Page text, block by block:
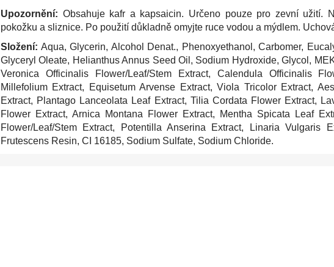
Upozornění: Obsahuje kafr a kapsaicin. Určeno pouze pro zevní užití.
pokožku a sliznice. Po použití důkladně omyjte ruce vodou a mýdlem.
Složení: Aqua, Glycerin, Alcohol Denat., Phenoxyethanol, Carbomer,
Glyceryl Oleate, Helianthus Annus Seed Oil, Sodium Hydroxide, Glycol,
Veronica Officinalis Flower/Leaf/Stem Extract, Calendula Officinalis
Millefolium Extract, Equisetum Arvense Extract, Viola Tricolor Extract,
Extract, Plantago Lanceolata Leaf Extract, Tilia Cordata Flower Extract,
Flower Extract, Arnica Montana Flower Extract, Mentha Spicata Leaf
Flower/Leaf/Stem Extract, Potentilla Anserina Extract, Linaria Vulgaris
Frutescens Resin, CI 16185, Sodium Sulfate, Sodium Chloride.